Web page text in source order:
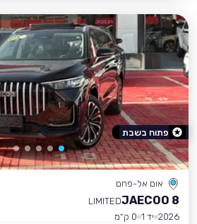
אום אל-פחם
JAECOO 8
LIMITED
2026 יד 1
0 ק״מ
פתוח בשבת